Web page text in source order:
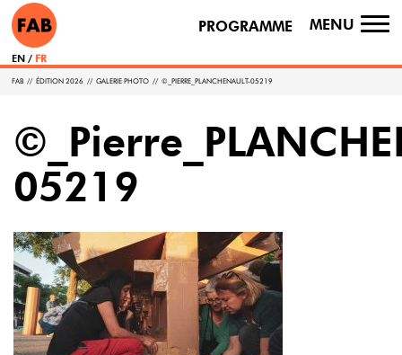
PROGRAMME MENU
EN FR
FAB // ÉDITION 2026 // GALERIE PHOTO // ©_PIERRE_PLANCHENAULT-05219
05219